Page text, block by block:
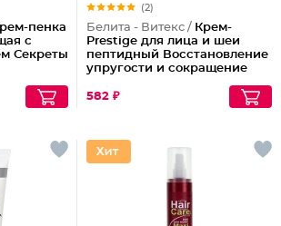
пенка
с
Секреты
(2)
Белита - Витекс / Крем-
Prestige для лица и шеи
пептидный Восстановление
упругости и сокращение
582 ₽